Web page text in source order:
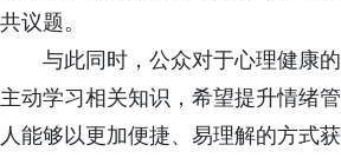
共议题。
与此同时，公众对于心理健康
主动学习相关知识，希望提升情绪
人能够以更加便捷、易理解的方式